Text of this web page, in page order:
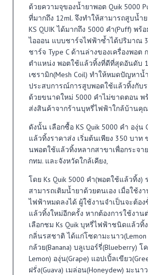
ด้วยความจุของน้ำยาพอต Quik 5000
ที่มากถึง 12ml. จึงทำให้สามารถสูบน้ำ
KS QUIK ได้มากถึง 5000 คำ(Puff) พร้
ไอออน แบบชาร์จไฟฟ้าซ้ำได้ปริมาณ
ชาร์จ Type C ด้านล่างของเครื่องพอต
ตำแหน่ง พอตใช้แล้วทิ้งที่ดีที่สุดอันดับ
เซรามิก(Mesh Coil) ทำให้หมดปัญหาน้
ประสบการณ์การสูบพอตใช้แล้วทิ้งกับ
ด้วยขนาดใหม่ 5000 คำไม่ขาดตอน พ
ส่งสินค้าจากร้านบุหรี่ไฟฟ้าใกล้บ้านคุ
ดังนั้น เลือกซื้อ KS Quik 5000 คำ องุ่น
แล้วทิ้งราคาส่ง เริ่มต้นเพียง 350 บาท
นพอตใช้แล้วทิ้งหลากสาขาเพื่อกระจา
กทม. และจังหวัดใกล้เคียง,
โดย Ks Quik 5000 คำ(พอตใช้แล้วทิ้ง)
สามารถเติมน้ำยาด้วยตนเอง เมื่อใช้ง
ไฟฟ้าหมดลงได้ ผู้ใช้งานจำเป็นจะต้อง
แล้วทิ้งใหม่อีกครั้ง หากต้องการใช้งาน
เลือกชม Ks Quik บุหรี่ไฟฟ้าชนิดแล้วทิ้
กลิ่นรสชาติ ได้แก่โซดามะนาว(Lemon
กล้วย(Banana) บลูเบอร์รี่(Blueberry) โ
Lemon) องุ่น(Grape) แอปเปิ้ลเขียว
ฝรั่ง(Guava) เมล่อน(Honeydew) มะนา